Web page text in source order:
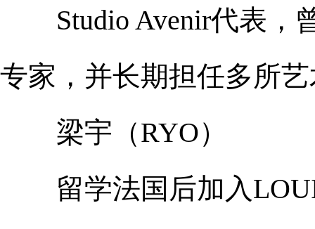
Studio Avenir代表，
专家，并长期担任多所
梁宇（RYO）
留学法国后加入